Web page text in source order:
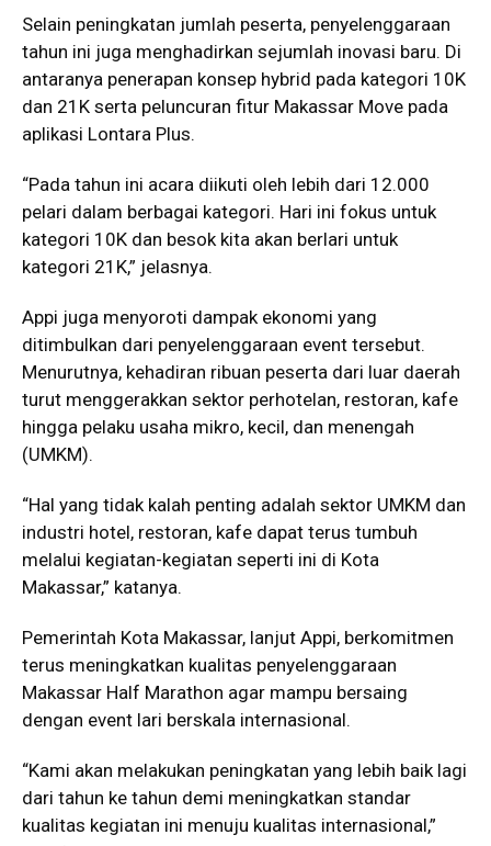
Selain peningkatan jumlah peserta, penyelenggaraan
tahun ini juga menghadirkan sejumlah inovasi baru. Di
antaranya penerapan konsep hybrid pada kategori 10K
dan 21K serta peluncuran fitur Makassar Move pada
aplikasi Lontara Plus.
“Pada tahun ini acara diikuti oleh lebih dari 12.000
pelari dalam berbagai kategori. Hari ini fokus untuk
kategori 10K dan besok kita akan berlari untuk
kategori 21K,” jelasnya.
Appi juga menyoroti dampak ekonomi yang
ditimbulkan dari penyelenggaraan event tersebut.
Menurutnya, kehadiran ribuan peserta dari luar daerah
turut menggerakkan sektor perhotelan, restoran, kafe
hingga pelaku usaha mikro, kecil, dan menengah
(UMKM).
“Hal yang tidak kalah penting adalah sektor UMKM dan
industri hotel, restoran, kafe dapat terus tumbuh
melalui kegiatan-kegiatan seperti ini di Kota
Makassar,” katanya.
Pemerintah Kota Makassar, lanjut Appi, berkomitmen
terus meningkatkan kualitas penyelenggaraan
Makassar Half Marathon agar mampu bersaing
dengan event lari berskala internasional.
“Kami akan melakukan peningkatan yang lebih baik lagi
dari tahun ke tahun demi meningkatkan standar
kualitas kegiatan ini menuju kualitas internasional,”